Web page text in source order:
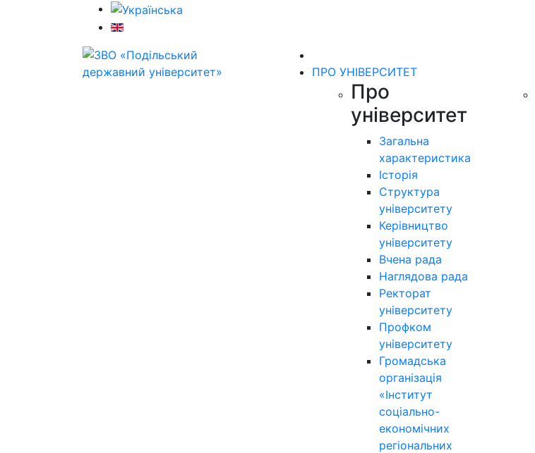
ПРО УНІВЕРСИТЕТ
Про
університет
Загальна
характеристика
Історія
Структура
університету
Керівництво
університету
Вчена рада
Наглядова рада
Ректорат
університету
Профком
університету
Громадська
організація
«Інститут
соціально-
економічних
регіональних